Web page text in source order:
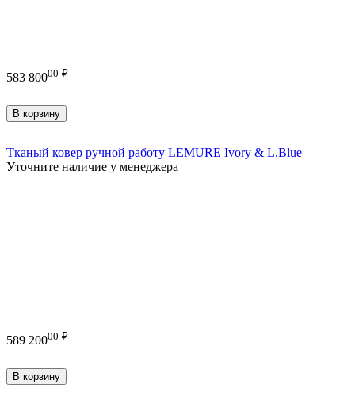
583 80000 ₽
В корзину
Тканый ковер ручной работу LEMURE Ivory & L.Blue
Уточните наличие у менеджера
589 20000 ₽
В корзину